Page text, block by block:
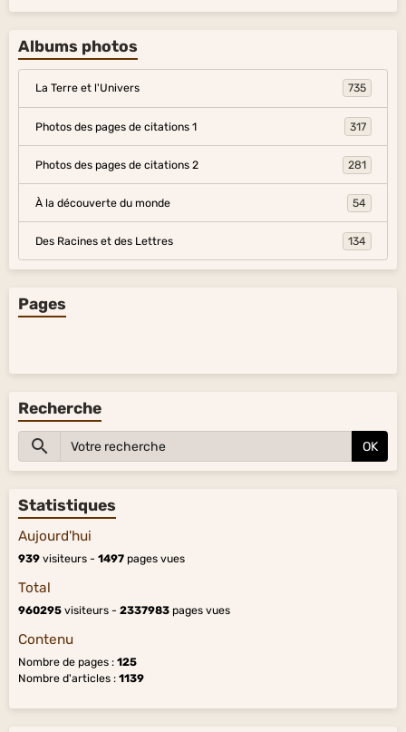
Albums photos
La Terre et l'Univers 735
Photos des pages de citations 1 317
Photos des pages de citations 2 281
À la découverte du monde 54
Des Racines et des Lettres 134
Pages
Recherche
OK
Statistiques
Aujourd'hui
939 visiteurs - 1497 pages vues
Total
960295 visiteurs - 2337983 pages vues
Contenu
Nombre de pages : 125
Nombre d'articles : 1139